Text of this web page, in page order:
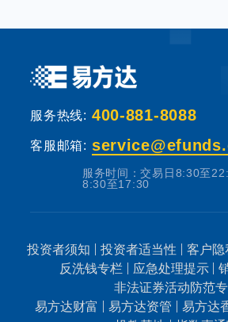
基金销售机构根据法规要求对
险承受能力和基金的风险等级
出适当性匹配意见。本基金法
金风险特征的表述与基金销售
险评级可能不一致，您在做出
书，充分认识本基金的风险收
性，认真考虑本基金存在的各
根据自身的投资目的、投资期
资产状况等因素充分考虑自身
服务热线: 400-881-8088
客服邮箱:
服务时间：交易日8:30至
8:30至17:30
投资者须知 投资者适当性 客户隐
反洗钱专栏
应急处理提示
非法证券活动防范
易方达财富
易方达资管 易方达